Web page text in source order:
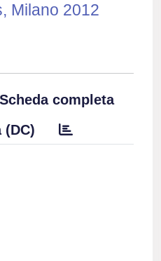
Milano 2012
Scheda completa
(DC)